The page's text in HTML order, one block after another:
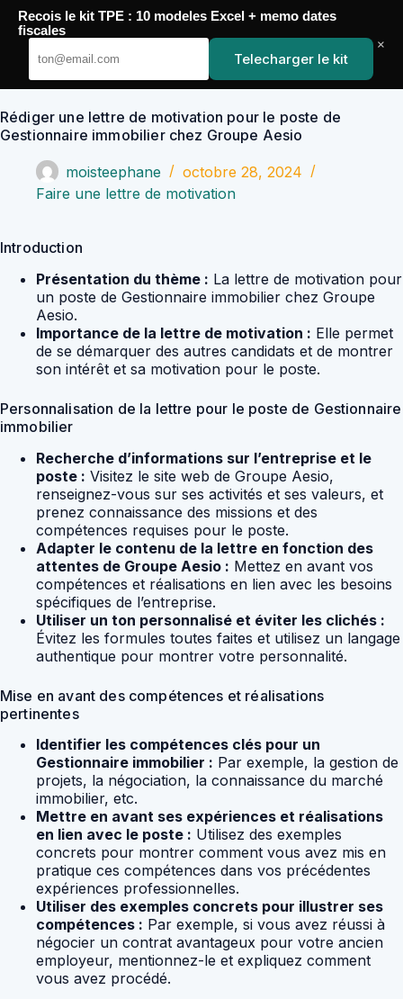
Passer
contenu
YoupiJobs
Rédiger une lettre de motivation pour le poste de
Gestionnaire immobilier chez Groupe Aesio
moisteephane
octobre 28, 2024
Faire une lettre de motivation
Introduction
Présentation du thème : La lettre de motivation pour
un poste de Gestionnaire immobilier chez Groupe
Aesio.
Importance de la lettre de motivation : Elle permet
de se démarquer des autres candidats et de montrer
son intérêt et sa motivation pour le poste.
Personnalisation de la lettre pour le poste de Gestionnaire
immobilier
Recherche d’informations sur l’entreprise et le
poste : Visitez le site web de Groupe Aesio,
renseignez-vous sur ses activités et ses valeurs, et
prenez connaissance des missions et des
compétences requises pour le poste.
Adapter le contenu de la lettre en fonction des
attentes de Groupe Aesio : Mettez en avant vos
compétences et réalisations en lien avec les besoins
spécifiques de l’entreprise.
Utiliser un ton personnalisé et éviter les clichés :
Évitez les formules toutes faites et utilisez un langage
authentique pour montrer votre personnalité.
Mise en avant des compétences et réalisations
pertinentes
Identifier les compétences clés pour un
Gestionnaire immobilier : Par exemple, la gestion de
projets, la négociation, la connaissance du marché
immobilier, etc.
Mettre en avant ses expériences et réalisations
en lien avec le poste : Utilisez des exemples
concrets pour montrer comment vous avez mis en
pratique ces compétences dans vos précédentes
expériences professionnelles.
Utiliser des exemples concrets pour illustrer ses
compétences : Par exemple, si vous avez réussi à
négocier un contrat avantageux pour votre ancien
employeur, mentionnez-le et expliquez comment
vous avez procédé.
Recois le kit TPE : 10 modeles Excel + memo dates
fiscales
Telecharger le kit
×